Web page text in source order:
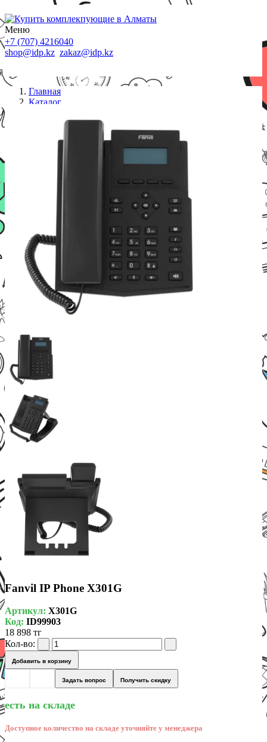
Меню
+7 (707) 4216040
shop@idp.kz zakaz@idp.kz
Главная
Каталог
Fanvil IP Phone X301G
Fanvil IP Phone X301G
Артикул: X301G
Код: ID99903
18 898 тг
Кол-во:
Добавить в корзину
Задать вопрос Получить скидку
есть на складе
Доступное количество на складе уточняйте у менеджера